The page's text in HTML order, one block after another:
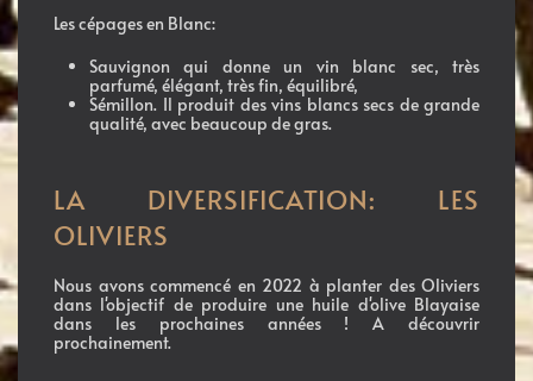
Les cépages en Blanc:
Sauvignon qui donne un vin blanc sec, très
parfumé, élégant, très fin, équilibré,
Sémillon. Il produit des vins blancs secs de grande
qualité, avec beaucoup de gras.
LA DIVERSIFICATION: LES
OLIVIERS
Nous avons commencé en 2022 à planter des Oliviers
dans l'objectif de produire une huile d'olive Blayaise
dans les prochaines années ! A découvrir
prochainement.